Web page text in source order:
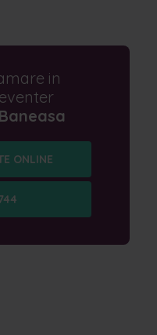
in
Baneasa
ONLINE